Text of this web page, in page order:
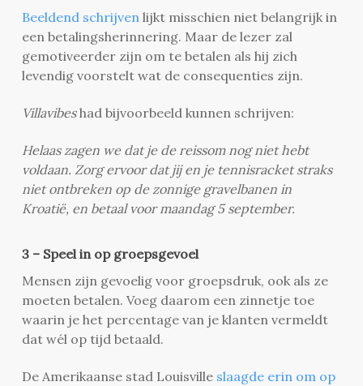
Beeldend schrijven lijkt misschien niet belangrijk in
een betalingsherinnering. Maar de lezer zal
gemotiveerder zijn om te betalen als hij zich
levendig voorstelt wat de consequenties zijn.
Villavibeshad bijvoorbeeld kunnen schrijven:
Helaas zagen we dat je de reissom nog niet hebt
voldaan. Zorg ervoor dat jij en je tennisracket straks
niet ontbreken op de zonnige gravelbanen in
Kroatië, en betaal voor maandag 5 september.
3 – Speel in op groepsgevoel
Mensen zijn gevoelig voor groepsdruk, ook als ze
moeten betalen. Voeg daarom een zinnetje toe
waarin je het percentage van je klanten vermeldt
dat wél op tijd betaald.
De Amerikaanse stad Louisville slaagde erin om op